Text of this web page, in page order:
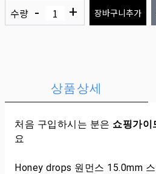
수량 - + 장바구니추가
상품상세
처음 구입하시는 분은 쇼핑가이
요
Honey drops 원먼스 15.0mm